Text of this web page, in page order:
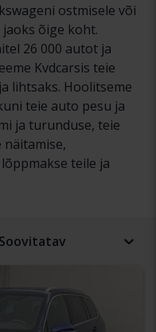
ostmisele või
jaoks õige koht.
26 000 autot ja
Kvdcarsis teie
lihtsaks. Hoolitseme
teie auto pesu ja
ja turunduse, teie
teile ja
Soovitatav